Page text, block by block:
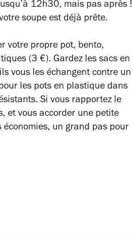
12h30, mais pas après !
soupe est déjà prête.
votre propre pot, bento,
(3 €). Gardez les sacs en
vous les échangent contre un
les pots en plastique dans
Si vous rapportez le
et vous accorder une petite
un grand pas pour